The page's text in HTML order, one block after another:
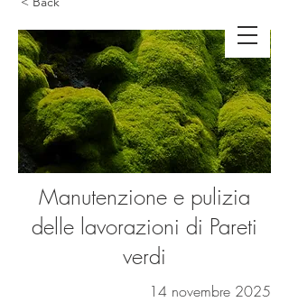
Manutenzione e pulizia
delle lavorazioni di Pareti
verdi
14 novembre 2025